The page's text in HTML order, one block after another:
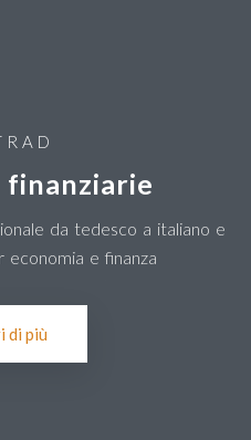
finanziarie
da tedesco a italiano e
e finanza
di più